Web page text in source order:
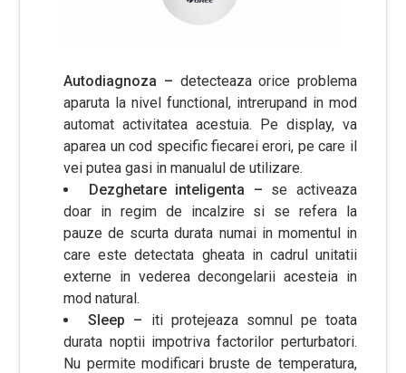
Autodiagnoza – detecteaza orice problema
aparuta la nivel functional, intrerupand in mod
automat activitatea acestuia. Pe display, va
aparea un cod specific fiecarei erori, pe care il
vei putea gasi in manualul de utilizare.
Dezghetare inteligenta – se activeaza
doar in regim de incalzire si se refera la
pauze de scurta durata numai in momentul in
care este detectata gheata in cadrul unitatii
externe in vederea decongelarii acesteia in
mod natural.
Sleep – iti protejeaza somnul pe toata
durata noptii impotriva factorilor perturbatori.
Nu permite modificari bruste de temperatura,